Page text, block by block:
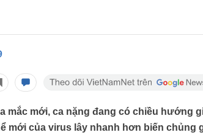
mắc mới, ca nặng đang có chiều hướng
mới của virus lây nhanh hơn biến chủng